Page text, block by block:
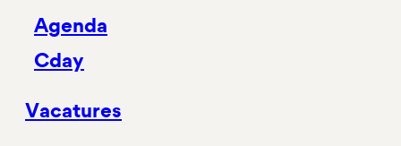
Agenda
Cday
Vacatures